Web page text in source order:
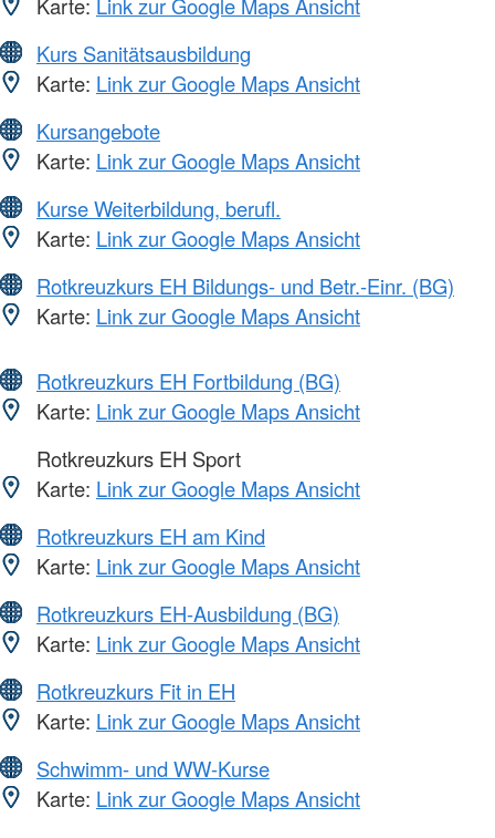
Kurs Sanitätsausbildung
Karte: Link zur Google Maps Ansicht
Kursangebote
Karte: Link zur Google Maps Ansicht
Kurse Weiterbildung, berufl.
Karte: Link zur Google Maps Ansicht
Rotkreuzkurs EH Bildungs- und Betr.-Einr. (BG)
Karte: Link zur Google Maps Ansicht
Rotkreuzkurs EH Fortbildung (BG)
Karte: Link zur Google Maps Ansicht
Rotkreuzkurs EH Sport
Karte: Link zur Google Maps Ansicht
Rotkreuzkurs EH am Kind
Karte: Link zur Google Maps Ansicht
Rotkreuzkurs EH-Ausbildung (BG)
Karte: Link zur Google Maps Ansicht
Rotkreuzkurs Fit in EH
Karte: Link zur Google Maps Ansicht
Schwimm- und WW-Kurse
Karte: Link zur Google Maps Ansicht